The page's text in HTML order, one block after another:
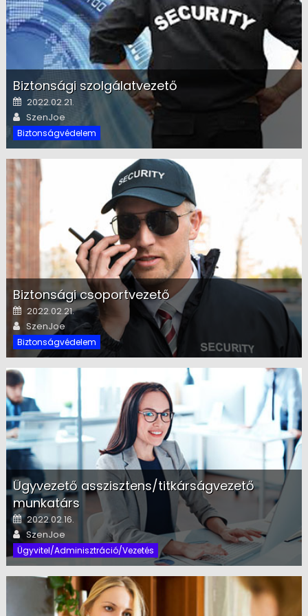
Biztonsági szolgálatvezető
Posted on
2022.02.21.
Author
SzenJoe
Biztonságvédelem
Biztonsági csoportvezető
Posted on
2022.02.21.
Author
SzenJoe
Biztonságvédelem
Ügyvezető asszisztens/titkárságvezető
munkatárs
Posted on
2022.02.16.
Author
SzenJoe
Ügyvitel/Adminisztráció/Vezetés